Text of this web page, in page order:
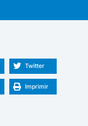
Twitter
Imprimir